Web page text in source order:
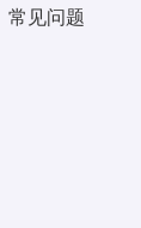
常见问题